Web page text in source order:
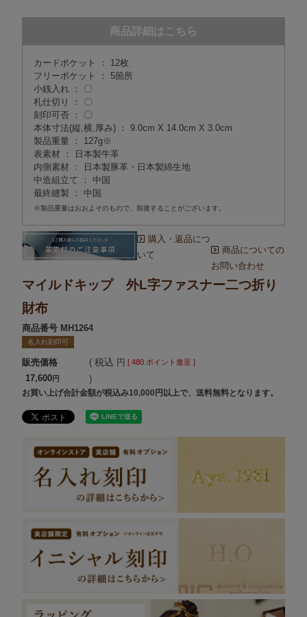
商品詳細はこちら
カードポケット ： 12枚
フリーポケット ： 5箇所
小銭入れ ： 〇
札仕切り ： 〇
刻印可否 ： 〇
本体寸法(縦,横,厚み) ： 9.0cm X 14.0cm X 3.0cm
製品重量 ： 127g※
表素材 ： 日本製牛革
内側素材 ： 日本製豚革・日本製綿生地
中造組立て ： 中国
最終縫製 ： 中国
※製品重量はおおよそのもので、前後することがございます。
購入・返品につ
いて
商品についての
お問い合わせ
マイルドキップ 外L字ファスナー二つ折り
財布
商品番号 MH1264
名入れ刻印可
販売価格
17,600
税込 [ 480 ポイント進呈 ]
お買い上げ合計金額が税込み10,000円以上で、送料無料となります。